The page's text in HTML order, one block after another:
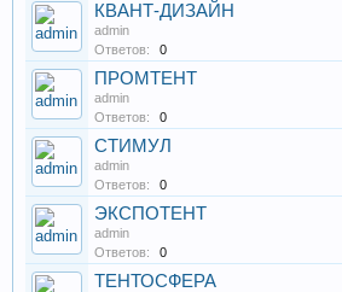
КВАНТ-ДИЗАЙН
admin
Ответов:
0
ПРОМТЕНТ
admin
Ответов:
0
СТИМУЛ
admin
Ответов:
0
ЭКСПОТЕНТ
admin
Ответов:
0
ТЕНТОСФЕРА